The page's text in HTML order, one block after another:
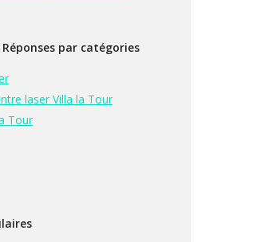
par catégories
laser Villa la Tour
Tour